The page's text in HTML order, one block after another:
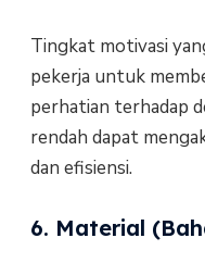
Tingkat motivasi
pekerja untuk
perhatian terhadap
rendah dapat
dan efisiensi.
6. Material